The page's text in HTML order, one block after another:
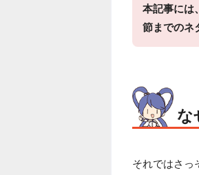
本記事には
節までのネ
な
それではさっ